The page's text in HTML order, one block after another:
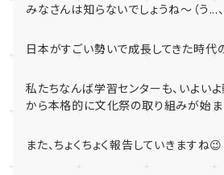
みなさんは知らないでしょうね～（う...
日本がすごい勢いで成長してきた時代
私たちなんば学習センターも、いよいよ
から本格的に文化祭の取り組みが始
また、ちょくちょく報告していきますね😉